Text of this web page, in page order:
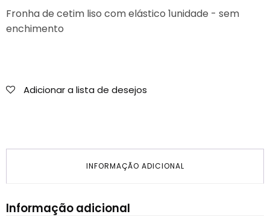
Fronha de cetim liso com elástico 1unidade - sem
enchimento
Adicionar a lista de desejos
INFORMAÇÃO ADICIONAL
Informação adicional